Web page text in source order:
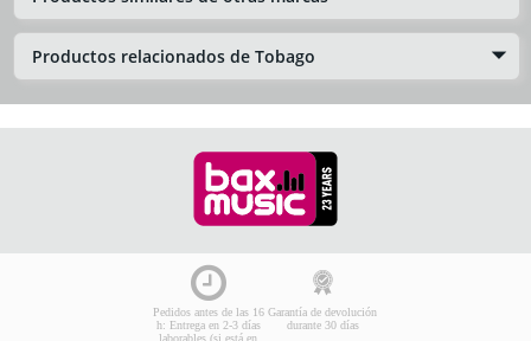
Productos relacionados de Tobago
Pedidos antes de las 16
h: Entrega en 2-3 días
laborables (si está en
Garantía de devolución
durante 30 días